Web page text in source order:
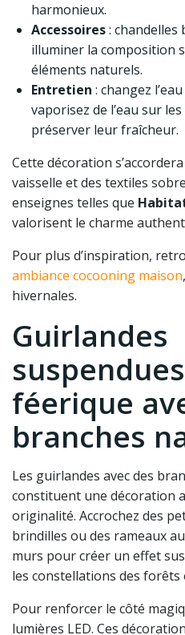
harmonieux.
Accessoires: chandelles
illuminer la composition
éléments naturels.
Entretien : changez
vaporisez de l’eau sur
préserver leur fraîcheur.
Cette décoration
vaisselle et des textiles
enseignes telles que
valorisent le charme
Pour plus d’inspiration,
ambiance cocooning maison
hivernales.
Guirlandes
féerique
branches
Les guirlandes avec des
constituent une décoration
originalité. Accrochez des
brindilles ou des rameaux
murs pour créer un effet
les constellations des forêts
Pour renforcer le côté
lumières LED. Ces